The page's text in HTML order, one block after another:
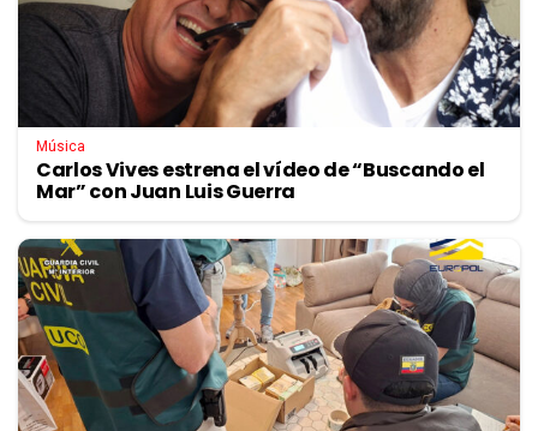
Música
Carlos Vives estrena el vídeo de “Buscando el
Mar” con Juan Luis Guerra